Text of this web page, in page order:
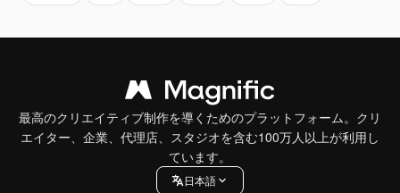
最高のクリエイティブ制作を導くためのプラットフォーム。クリ
エイター、企業、代理店、スタジオを含む100万人以上が利用し
ています。
日本語